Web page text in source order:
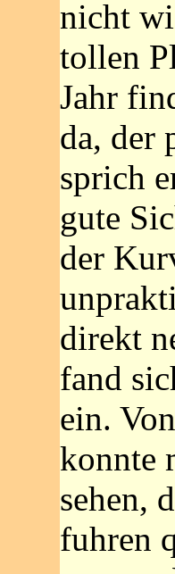
nicht
tollen
Jahr
da, der
sprich
gute
der
direkt
fand
ein.
konnte
sehen,
fuhren